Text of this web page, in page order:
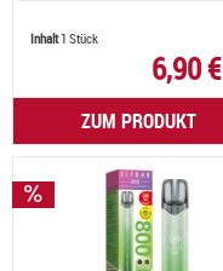
Inhalt1 Stück
6,90 €
ZUM PRODUKT